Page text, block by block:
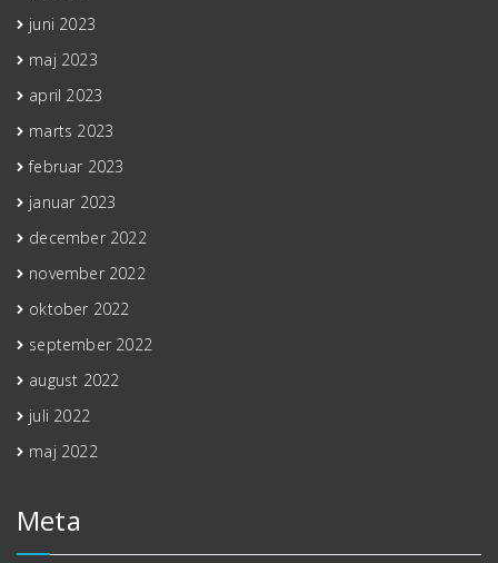
juni 2023
maj 2023
april 2023
marts 2023
februar 2023
januar 2023
december 2022
november 2022
oktober 2022
september 2022
august 2022
juli 2022
maj 2022
Meta